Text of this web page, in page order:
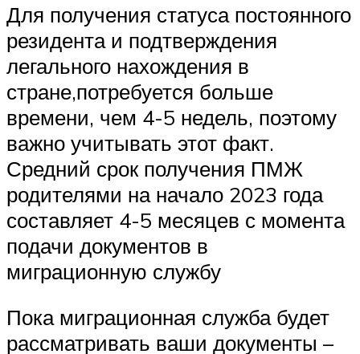
Для получения статуса постоянного
резидента и подтверждения
легального нахождения в
стране,потребуется больше
времени, чем 4-5 недель, поэтому
важно учитывать этот факт.
Средний срок получения ПМЖ
родителями на начало 2023 года
составляет 4-5 месяцев с момента
подачи документов в
миграционную службу
Пока миграционная служба будет
рассматривать ваши документы –